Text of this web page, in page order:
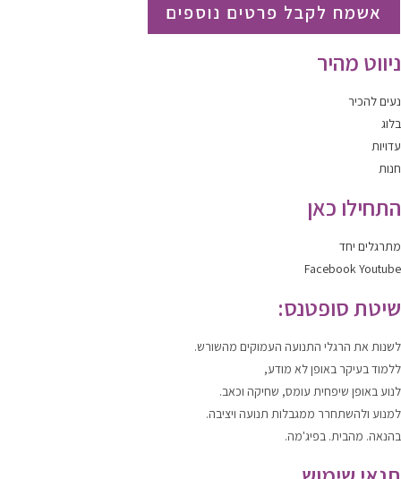
אשמח לקבל פרטים נוספים
ניווט מהיר
נעים להכיר
בלוג
עדויות
חנות
התחילו כאן
מתרגלים יחד
FacebookYoutube
שיטת סופטנס:
לשנות את הרגלי התנועה העמוקים מהשורש.
ללמודבעיקר באופן לא מודע,
לנועבאופן שיפחית עומס, שחיקה וכאב.
למנוע ולהשתחרר ממגבלות תנועה ויציבה.
בהנאה. מהבית. בפיג'מה.